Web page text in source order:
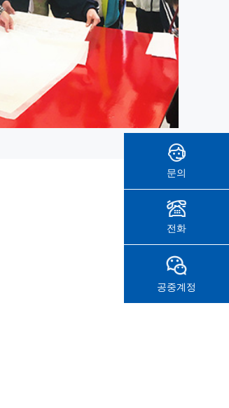
문의
전화
공중계정